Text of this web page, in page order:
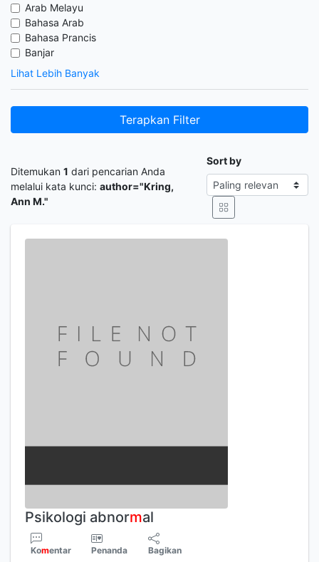
Arab Melayu
Bahasa Arab
Bahasa Prancis
Banjar
Lihat Lebih Banyak
Terapkan Filter
Ditemukan 1 dari pencarian Anda
melalui kata kunci: author="Kring,
Ann M."
Sort by
Psikologi abnormal
Komentar Penanda Bagikan